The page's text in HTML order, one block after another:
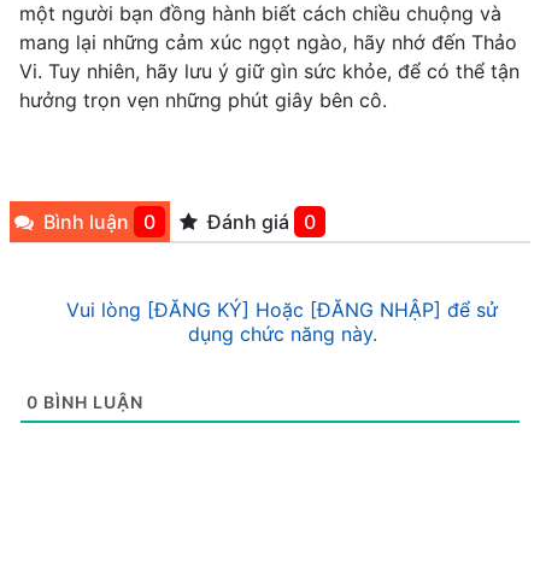
một người bạn đồng hành biết cách chiều chuộng và
mang lại những cảm xúc ngọt ngào, hãy nhớ đến Thảo
Vi. Tuy nhiên, hãy lưu ý giữ gìn sức khỏe, để có thể tận
hưởng trọn vẹn những phút giây bên cô.
Bình luận 0 Đánh giá 0
Vui lòng [ĐĂNG KÝ] Hoặc [ĐĂNG NHẬP] để sử
dụng chức năng này.
0 BÌNH LUẬN